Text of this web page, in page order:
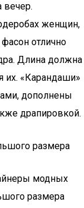
вечер.
женщин,
отлично
Длина должна
их. «Карандаши»
дополнены
драпировкой.
размера
модных
размера